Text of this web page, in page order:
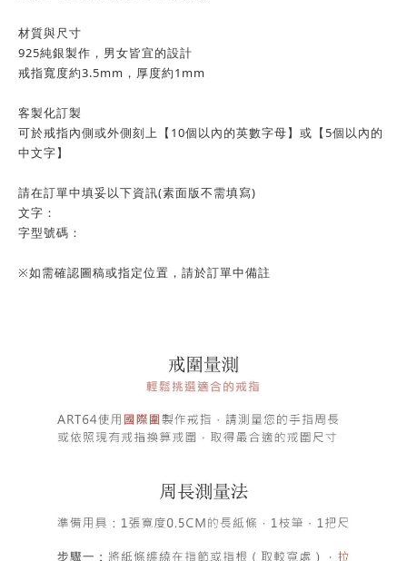
材質與尺寸
925純銀製作，男女皆宜的設計
戒指寬度約3.5mm，厚度約1mm
客製化訂製
可於戒指內側或外側刻上【10個以內的英數字母】或【5個以內的
中文字】
請在訂單中填妥以下資訊(素面版不需填寫)
文字：
字型號碼：
※如需確認圖稿或指定位置，請於訂單中備註